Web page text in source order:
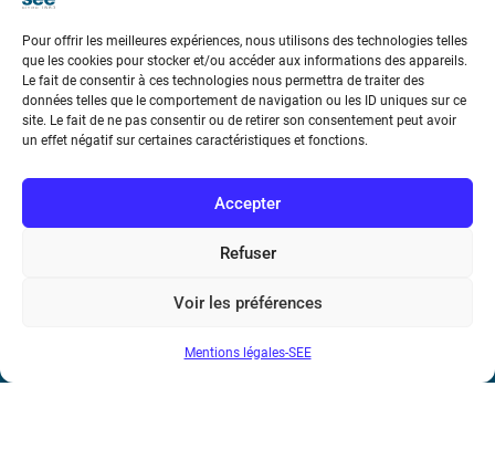
Pour offrir les meilleures expériences, nous utilisons des technologies telles
que les cookies pour stocker et/ou accéder aux informations des appareils.
Le fait de consentir à ces technologies nous permettra de traiter des
données telles que le comportement de navigation ou les ID uniques sur ce
site. Le fait de ne pas consentir ou de retirer son consentement peut avoir
un effet négatif sur certaines caractéristiques et fonctions.
Accepter
Refuser
Voir les préférences
Mentions légales-SEE
Marie Ampère
de l’Information et de la Communication
17 rue de l’Amiral Hamelin75116 Paris
Métro : « Boissière » Ligne 6 et « Iéna » Ligne 9
N° de SIREN : 785 393 232, Code APE : 9412Z TVA intra-